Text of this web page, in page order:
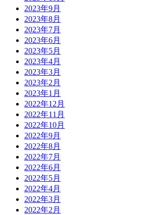
2023年9月
2023年8月
2023年7月
2023年6月
2023年5月
2023年4月
2023年3月
2023年2月
2023年1月
2022年12月
2022年11月
2022年10月
2022年9月
2022年8月
2022年7月
2022年6月
2022年5月
2022年4月
2022年3月
2022年2月